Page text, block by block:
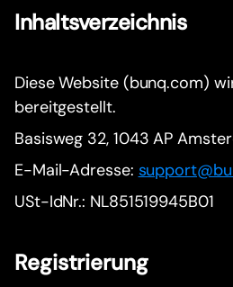
Inhaltsverzeichnis
Diese Website (bunq.com)
bereitgestellt.
Basisweg 32, 1043 AP
E-Mail-Adresse:
USt-IdNr.: NL851519945B01
Registrierung